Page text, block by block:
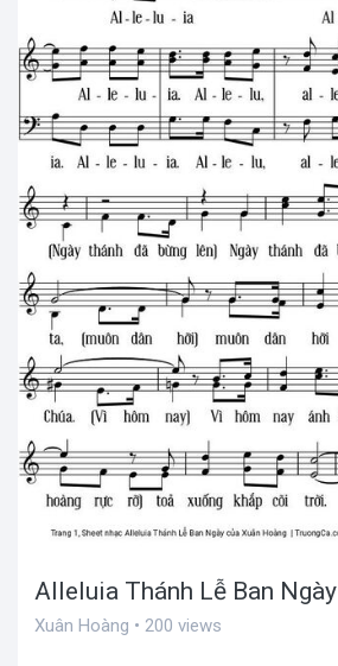
Alleluia Thánh Lễ Ban Ngày
Xuân Hoàng • 200 views